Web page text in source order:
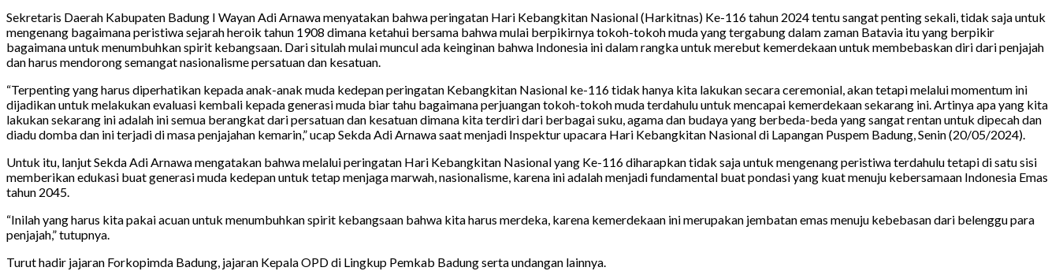
Sekretaris Daerah Kabupaten Badung I Wayan Adi Arnawa menyatakan bahwa peringatan Hari Kebangkitan Nasional (Harkitnas) Ke-116 tahun 2024 tentu sangat penting sekali, tidak saja untuk
mengenang bagaimana peristiwa sejarah heroik tahun 1908 dimana ketahui bersama bahwa mulai berpikirnya tokoh-tokoh muda yang tergabung dalam zaman Batavia itu yang berpikir
bagaimana untuk menumbuhkan spirit kebangsaan. Dari situlah mulai muncul ada keinginan bahwa Indonesia ini dalam rangka untuk merebut kemerdekaan untuk membebaskan diri dari penjajah
dan harus mendorong semangat nasionalisme persatuan dan kesatuan.
“Terpenting yang harus diperhatikan kepada anak-anak muda kedepan peringatan Kebangkitan Nasional ke-116 tidak hanya kita lakukan secara ceremonial, akan tetapi melalui momentum ini
dijadikan untuk melakukan evaluasi kembali kepada generasi muda biar tahu bagaimana perjuangan tokoh-tokoh muda terdahulu untuk mencapai kemerdekaan sekarang ini. Artinya apa yang kita
lakukan sekarang ini adalah ini semua berangkat dari persatuan dan kesatuan dimana kita terdiri dari berbagai suku, agama dan budaya yang berbeda-beda yang sangat rentan untuk dipecah dan
diadu domba dan ini terjadi di masa penjajahan kemarin,” ucap Sekda Adi Arnawa saat menjadi Inspektur upacara Hari Kebangkitan Nasional di Lapangan Puspem Badung, Senin (20/05/2024).
Untuk itu, lanjut Sekda Adi Arnawa mengatakan bahwa melalui peringatan Hari Kebangkitan Nasional yang Ke-116 diharapkan tidak saja untuk mengenang peristiwa terdahulu tetapi di satu sisi
memberikan edukasi buat generasi muda kedepan untuk tetap menjaga marwah, nasionalisme, karena ini adalah menjadi fundamental buat pondasi yang kuat menuju kebersamaan Indonesia Emas
tahun 2045.
“Inilah yang harus kita pakai acuan untuk menumbuhkan spirit kebangsaan bahwa kita harus merdeka, karena kemerdekaan ini merupakan jembatan emas menuju kebebasan dari belenggu para
penjajah,” tutupnya.
Turut hadir jajaran Forkopimda Badung, jajaran Kepala OPD di Lingkup Pemkab Badung serta undangan lainnya.